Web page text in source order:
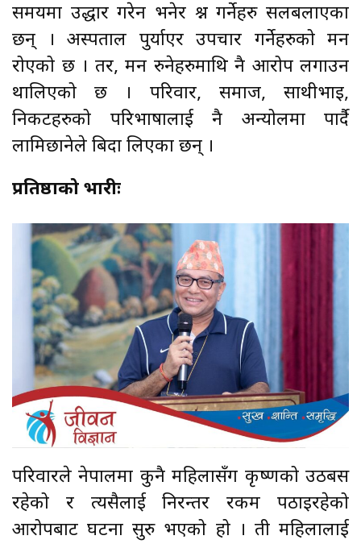
समयमा उद्धार गरेन भनेर प्रश्न गर्नेहरु सलबलाएका
छन् । अस्पताल पुर्याएर उपचार गर्नेहरुको मन
रोएको छ । तर, मन रुनेहरुमाथि नै आरोप लगाउन
थालिएको छ । परिवार, समाज, साथीभाइ,
निकटहरुको परिभाषालाई नै अन्योलमा पार्दै
लामिछानेले बिदा लिएका छन् ।
प्रतिष्ठाको भारीः
परिवारले नेपालमा कुनै महिलासँग कृष्णको उठबस
रहेको र त्यसैलाई निरन्तर रकम पठाइरहेको
आरोपबाट घटना सुरु भएको हो । ती महिलालाई